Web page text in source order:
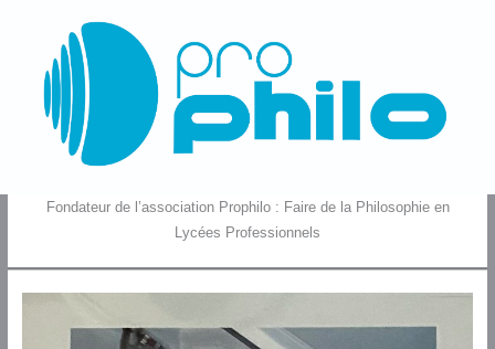
Fondateur de l’association Prophilo : Faire de la Philosophie en
Lycées Professionnels